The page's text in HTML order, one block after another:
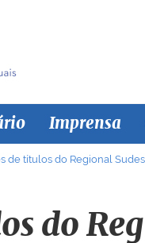
Imprensa
de títulos do Regional
do